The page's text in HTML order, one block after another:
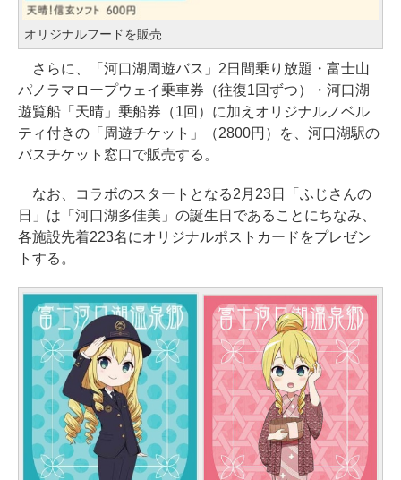
オリジナルフードを販売
さらに、「河口湖周遊バス」2日間乗り放題・富士山
パノラマロープウェイ乗車券（往復1回ずつ）・河口湖
遊覧船「天晴」乗船券（1回）に加えオリジナルノベル
ティ付きの「周遊チケット」（2800円）を、河口湖駅の
バスチケット窓口で販売する。
なお、コラボのスタートとなる2月23日「ふじさんの
日」は「河口湖多佳美」の誕生日であることにちなみ、
各施設先着223名にオリジナルポストカードをプレゼン
トする。